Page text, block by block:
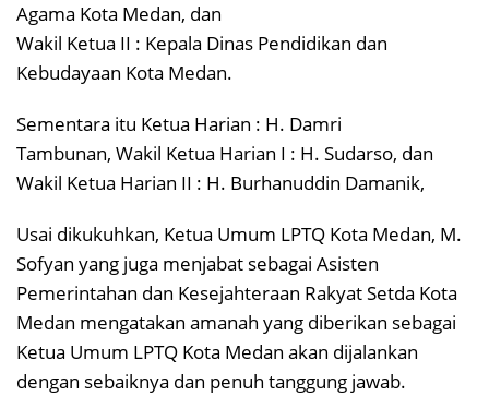
Agama Kota Medan, dan
Wakil Ketua II : Kepala Dinas Pendidikan dan
Kebudayaan Kota Medan.
Sementara itu Ketua Harian : H. Damri
Tambunan, Wakil Ketua Harian I : H. Sudarso, dan
Wakil Ketua Harian II : H. Burhanuddin Damanik,
Usai dikukuhkan, Ketua Umum LPTQ Kota Medan, M.
Sofyan yang juga menjabat sebagai Asisten
Pemerintahan dan Kesejahteraan Rakyat Setda Kota
Medan mengatakan amanah yang diberikan sebagai
Ketua Umum LPTQ Kota Medan akan dijalankan
dengan sebaiknya dan penuh tanggung jawab.